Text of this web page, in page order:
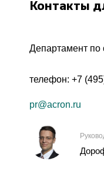
Контакты
Департамент по
телефон: +7
pr@acron.ru